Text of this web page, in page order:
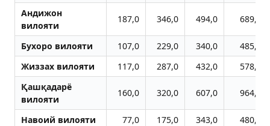
Aндижон
вилояти
187,0 346,0 494,0 689,0
Бухоро вилояти 107,0 229,0 340,0
485,0
Жиззах вилояти
117,0 287,0 432,0
578,0
Қашқадарё
вилояти
160,0 320,0 607,0 964,0
Навоий вилояти 77,0 175,0 343,0
480,0